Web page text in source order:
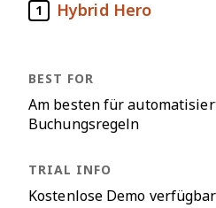
1 Hybrid Hero
Am besten für
Buchungsregeln
Kostenlose Demo verfügbar